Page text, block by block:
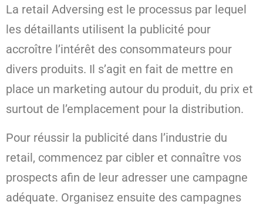
La retail Adversing est le processus par lequel
les détaillants utilisent la publicité pour
accroître l’intérêt des consommateurs pour
divers produits. Il s’agit en fait de mettre en
place un marketing autour du produit, du prix et
surtout de l’emplacement pour la distribution.
Pour réussir la publicité dans l’industrie du
retail, commencez par cibler et connaître vos
prospects afin de leur adresser une campagne
adéquate. Organisez ensuite des campagnes